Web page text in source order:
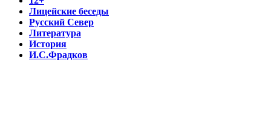
Лицейские беседы
Русский Север
Литература
История
И.С.Фрадков